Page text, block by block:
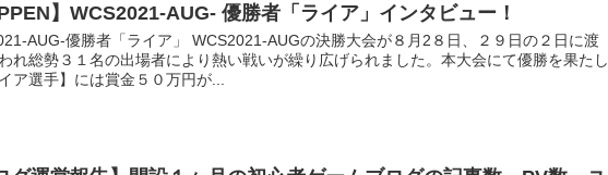
】WCS2021-AUG- 優勝者「ライア」インタビュー！
AUG-優勝者「ライア」 WCS2021-AUGの決勝大会が８月2８日、２９日の２日に渡
れ総勢３１名の出場者により熱い戦いが繰り広げられました。本大会にて優勝を果たし
ア選手】には賞金５０万円が...